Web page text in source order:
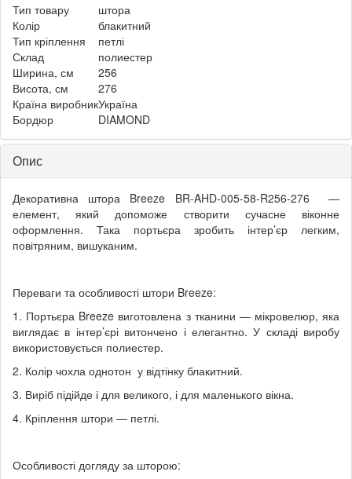
Тип товару
штора
Колір
блакитний
Тип кріплення
петлі
Склад
полиестер
Ширина, см
256
Висота, см
276
Країна виробникУкраїна
Бордюр
DIAMOND
Опис
Декоративна штора Breeze BR-AHD-005-58-R256-276 —
елемент, який допоможе створити сучасне віконне
оформлення. Така портьєра зробить інтер’єр легким,
повітряним, вишуканим.
Переваги та особливості штори Breeze:
1. Портьєра Breeze виготовлена з тканини — мікровелюр, яка
виглядає в інтер’єрі витончено і елегантно. У складі виробу
використовується полиестер.
2. Колір чохла однотон у відтінку блакитний.
3. Виріб підійде і для великого, і для маленького вікна.
4. Кріплення штори — петлі.
Особливості догляду за шторою: